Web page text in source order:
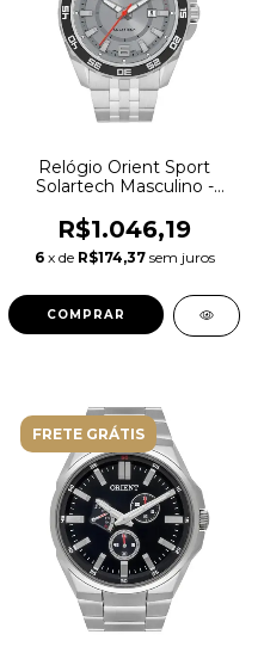
Relógio Orient Sport
Solartech Masculino -
R$1.046,19
6 x de R$174,37 sem juros
FRETE GRÁTIS